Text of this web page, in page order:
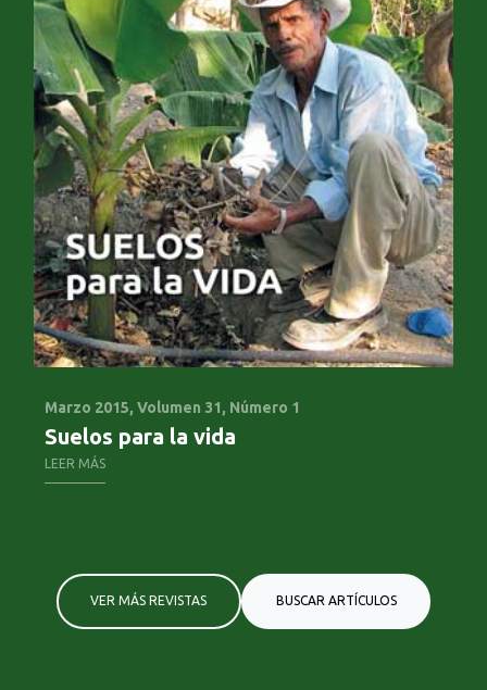
Marzo 2015, Volumen 31, Número 1
Suelos para la vida
LEER MÁS
VER MÁS REVISTAS BUSCAR ARTÍCULOS